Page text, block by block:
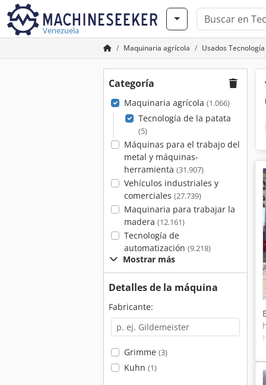
Venezuela
Maquinaria agrícola Usados
Categoría
Maquinaria agrícola (1.066)
Tecnología de la patata
(5)
Máquinas para el trabajo del
metal y máquinas-
herramienta (31.907)
Vehículos industriales y
comerciales (27.739)
Maquinaria para trabajar la
madera (12.161)
Tecnología de
automatización (9.218)
Mostrar más
Detalles de la máquina
Fabricante:
Grimme (3)
Kuhn (1)